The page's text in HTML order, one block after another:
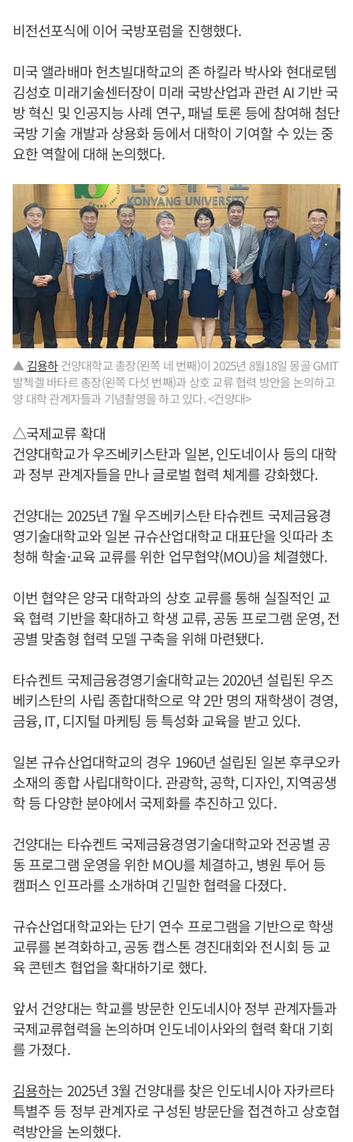
비전선포식에 이어 국방포럼을 진행했다.
미국 앨라배마 헌츠빌대학교의 존 하킬라 박사와 현대로템
김성호 미래기술센터장이 미래 국방산업과 관련 AI 기반 국
방 혁신 및 인공지능 사례 연구, 패널 토론 등에 참여해 첨단
국방 기술 개발과 상용화 등에서 대학이 기여할 수 있는 중
요한 역할에 대해 논의했다.
▲ 김용하건양대학교 총장(왼쪽 네 번째)이 2025년 8월18일 몽골 GMIT
발첵겔 바타르 총장(왼쪽 다섯 번째)과 상호 교류 협력 방안을 논의하고
양 대학 관계자들과 기념촬영을 하고 있다. <건양대>
△국제교류 확대
건양대학교가 우즈베키스탄과 일본, 인도네이사 등의 대학
과 정부 관계자들을 만나 글로벌 협력 체계를 강화했다.
건양대는 2025년 7월 우즈베키스탄 타슈켄트 국제금융경
영기술대학교와 일본 규슈산업대학교 대표단을 잇따라 초
청해 학술·교육 교류를 위한 업무협약(MOU)을 체결했다.
이번 협약은 양국 대학과의 상호 교류를 통해 실질적인 교
육 협력 기반을 확대하고 학생 교류, 공동 프로그램 운영, 전
공별 맞춤형 협력 모델 구축을 위해 마련됐다.
타슈켄트 국제금융경영기술대학교는 2020년 설립된 우즈
베키스탄의 사립 종합대학으로 약 2만 명의 재학생이 경영,
금융, IT, 디지털 마케팅 등 특성화 교육을 받고 있다.
일본 규슈산업대학교의 경우 1960년 설립된 일본 후쿠오카
소재의 종합 사립대학이다. 관광학, 공학, 디자인, 지역공생
학 등 다양한 분야에서 국제화를 추진하고 있다.
건양대는 타슈켄트 국제금융경영기술대학교와 전공별 공
동 프로그램 운영을 위한 MOU를 체결하고, 병원 투어 등
캠퍼스 인프라를 소개하며 긴밀한 협력을 다졌다.
규슈산업대학교와는 단기 연수 프로그램을 기반으로 학생
교류를 본격화하고, 공동 캡스톤 경진대회와 전시회 등 교
육 콘텐츠 협업을 확대하기로 했다.
앞서 건양대는 학교를 방문한 인도네시아 정부 관계자들과
국제교류협력을 논의하며 인도네이사와의 협력 확대 기회
를 가졌다.
김용하는 2025년 3월 건양대를 찾은 인도네시아 자카르타
특별주 등 정부 관계자로 구성된 방문단을 접견하고 상호협
력방안을 논의했다.